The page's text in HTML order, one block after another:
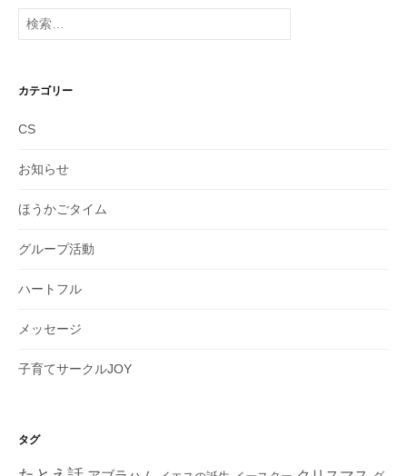
イ
ブ
検
索:
カテゴリー
CS
お知らせ
ほうかごタイム
グループ活動
ハートフル
メッセージ
子育てサークルJOY
タグ